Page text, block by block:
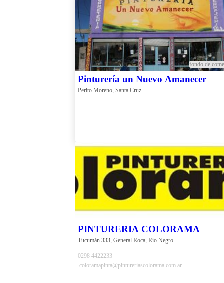
fondo de
Pinturería un Nuevo Amanecer
Perito Moreno, Santa Cruz
PINTURERIA COLORAMA
Tucumán 333, General Roca, Río Negro
0298 4422233
coloramapinta@pintureriascolorama.com.ar